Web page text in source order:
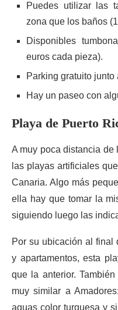
Puedes utilizar las
zona que los baños
Disponibles
euros cada pieza).
Parking gratuito junto
Hay un paseo con
Playa de Puerto
A muy poca distancia de
las playas artificiales
Canaria. Algo más
ella hay que tomar la
siguiendo luego las
Por su ubicación al final
y apartamentos, esta
que la anterior.
muy similar a
aguas color turquesa y